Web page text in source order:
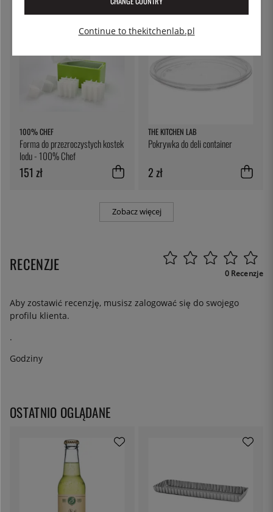
100% CHEF
Forma do przezroczystych kostek
lodu - 100% Chef
151 zł
THE KITCHEN LAB
Pokrywka do deli container
2 zł
Zobacz więcej
RECENZJE 0 Recenzje
Aby zostawić recenzję, musisz zalogować się do swojego
profilu klienta.
.
Godziny
OSTATNIO OGLĄDANE
Continue to thekitchenlab.pl